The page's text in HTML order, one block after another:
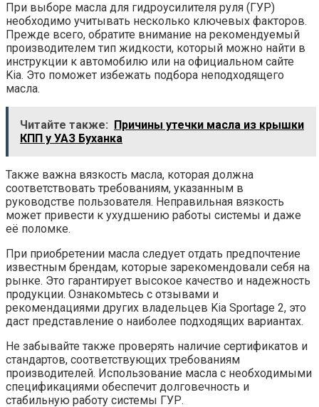
При выборе масла для гидроусилителя руля (ГУР)
необходимо учитывать несколько ключевых факторов.
Прежде всего, обратите внимание на рекомендуемый
производителем тип жидкости, который можно найти в
инструкции к автомобилю или на официальном сайте
Kia. Это поможет избежать подбора неподходящего
масла.
Читайте также:
Причины утечки масла из крышки
КПП у УАЗ Буханка
Также важна вязкость масла, которая должна
соответствовать требованиям, указанным в
руководстве пользователя. Неправильная вязкость
может привести к ухудшению работы системы и даже
её поломке.
При приобретении масла следует отдать предпочтение
известным брендам, которые зарекомендовали себя на
рынке. Это гарантирует высокое качество и надежность
продукции. Ознакомьтесь с отзывами и
рекомендациями других владельцев Kia Sportage 2, это
даст представление о наиболее подходящих вариантах.
Не забывайте также проверять наличие сертификатов и
стандартов, соответствующих требованиям
производителей. Использование масла с необходимыми
спецификациями обеспечит долговечность и
стабильную работу системы ГУР.